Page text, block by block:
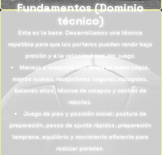
Fundamentos (Dominio
técnico)
Esta es la base. Desarrollamos una técnica
repetible para que los porteros puedan rendir bajo
presión y a la velocidad real del juego.
Manejo y recepción con forma de mano limpia,
manos suaves, recepciones seguras, recogidas,
balones altos, técnica de colapso y control de
rebotes.
Juego de pies y posición inicial: postura de
preparación, pasos de ajuste rápidos, preparación
temprana, equilibrio y movimiento eficiente para
realizar paradas.